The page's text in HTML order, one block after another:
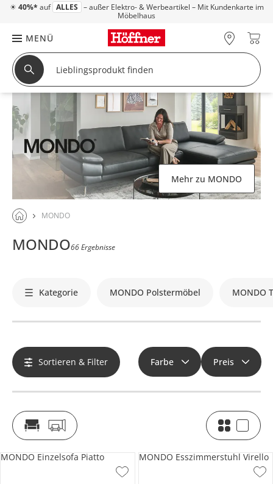
☀ 40%* auf ALLES – außer Elektro- & Werbeartikel – Mit Kundenkarte im
Möbelhaus
MENÜ
Mehr zu MONDO
MONDO
MONDO66 Ergebnisse
Kategorie MONDO Polstermöbel MONDO
Sortieren & Filter Farbe Preis
MONDO Einzelsofa Piatto MONDO Esszimmerstuhl Virello